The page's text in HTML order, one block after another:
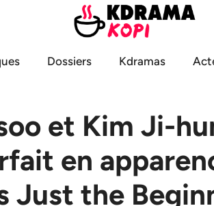
Dossiers Kdramas
et Kim Ji-
en
Just the